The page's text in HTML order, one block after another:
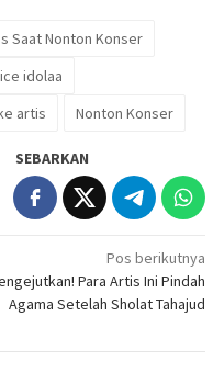
Saat Nonton Konser
idolaa
artis Nonton Konser
SEBARKAN
Pos berikutnya
Para Artis Ini Pindah
Agama Setelah Sholat Tahajud